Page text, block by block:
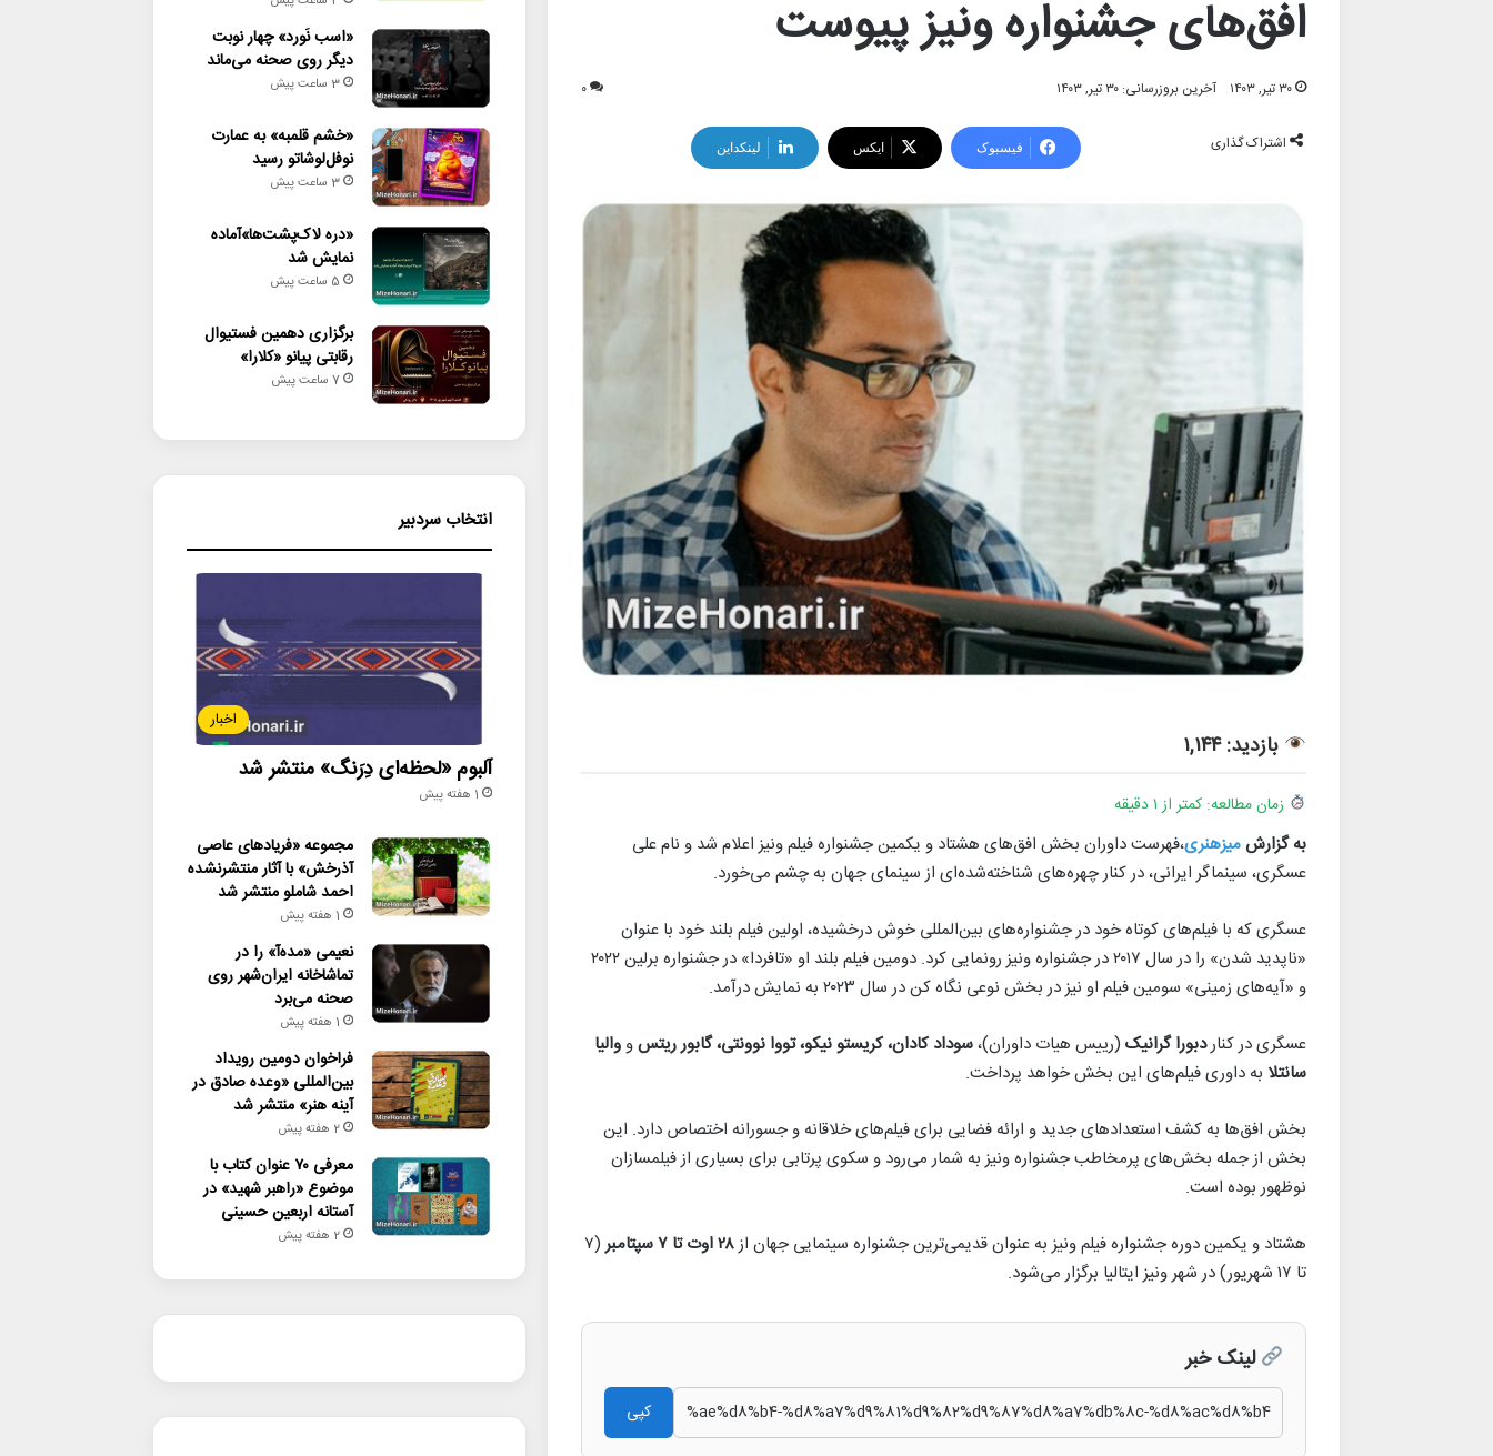
افق‌های جشنواره ونیز پیوست
۳۰ تیر, ۱۴۰۳ آخرین بروزرسانی: ۳۰ تیر, ۱۴۰۳ ۰
اشتراک گذاری فیسبوک ایکس لینکداین
بازدید: ۱,۱۴۴
زمان مطالعه: کمتر از ۱ دقیقه
به گزارش میزهنری،فهرست داوران بخش افق‌های هشتاد و یکمین جشنواره فیلم ونیز اعلام شد و نام علی
عسگری، سینماگر ایرانی، در کنار چهره‌های شناخته‌شده‌ای از سینمای جهان به چشم می‌خورد.
عسگری که با فیلم‌های کوتاه خود در جشنواره‌های بین‌المللی خوش درخشیده، اولین فیلم بلند خود با عنوان
«ناپدید شدن» را در سال ۲۰۱۷ در جشنواره ونیز رونمایی کرد. دومین فیلم بلند او «تافردا» در جشنواره برلین ۲۰۲۲
و «آیه‌های زمینی» سومین فیلم او نیز در بخش نوعی نگاه کن در سال ۲۰۲۳ به نمایش درآمد.
عسگری در کناردبورا گرانیک (رییس هیات داوران)،سوداد کادان، کریستو نیکو، تووا نوونتی، گابور ریتسووالیا
سانتلا به داوری فیلم‌های این بخش خواهد پرداخت.
بخش افق‌ها به کشف استعدادهای جدید و ارائه فضایی برای فیلم‌های خلاقانه و جسورانه اختصاص دارد. این
بخش از جمله بخش‌های پرمخاطب جشنواره ونیز به شمار می‌رود و سکوی پرتابی برای بسیاری از فیلمسازان
نوظهور بوده است.
هشتاد و یکمین دوره جشنواره فیلم ونیز به عنوان قدیمی‌ترین جشنواره سینمایی جهان از۲۸ اوت تا ۷ سپتامبر
(۷
تا ۱۷ شهریور) در شهر ونیز ایتالیا برگزار می‌شود.
لینک خبر
کپی
«اسب نَورد» چهار نوبت
دیگر روی صحنه می‌ماند
3 ساعت پیش
«خشم قلمبه» به عمارت
نوفل‌لوشاتو رسید
3 ساعت پیش
«دره لاک‌پشت‌ها»آماده
نمایش شد
5 ساعت پیش
برگزاری دهمین فستیوال
رقابتی پیانو «کلارا»
7 ساعت پیش
انتخاب سردبیر
اخبار
آلبوم «لحظه‌ای دِرَنگ» منتشر شد
1 هفته پیش
مجموعه «فریادهای عاصی
آذرخش» با آثار منتشرنشده
احمد شاملو منتشر شد
1 هفته پیش
نعیمی «مده‌آ» را در
تماشاخانه ایران‌شهر روی
صحنه می‌برد
1 هفته پیش
فراخوان دومین رویداد
بین‌المللی «وعده صادق در
آینه هنر» منتشر شد
2 هفته پیش
معرفی ۷۰ عنوان کتاب با
موضوع «راهبر شهید» در
آستانه اربعین حسینی
2 هفته پیش